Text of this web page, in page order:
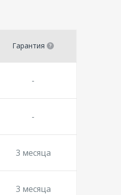
Гарантия
-
-
3 месяца
3 месяца